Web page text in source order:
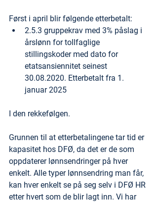
Først i april blir følgende etterbetalt:
2.5.3 gruppekrav med 3% påslag i
årslønn for tollfaglige
stillingskoder med dato for
etatsansiennitet seinest
30.08.2020. Etterbetalt fra 1.
januar 2025
I den rekkefølgen.
Grunnen til at etterbetalingene tar tid er
kapasitet hos DFØ, da det er de som
oppdaterer lønnsendringer på hver
enkelt. Alle typer lønnsendring man får,
kan hver enkelt se på seg selv i DFØ HR
etter hvert som de blir lagt inn. Vi har